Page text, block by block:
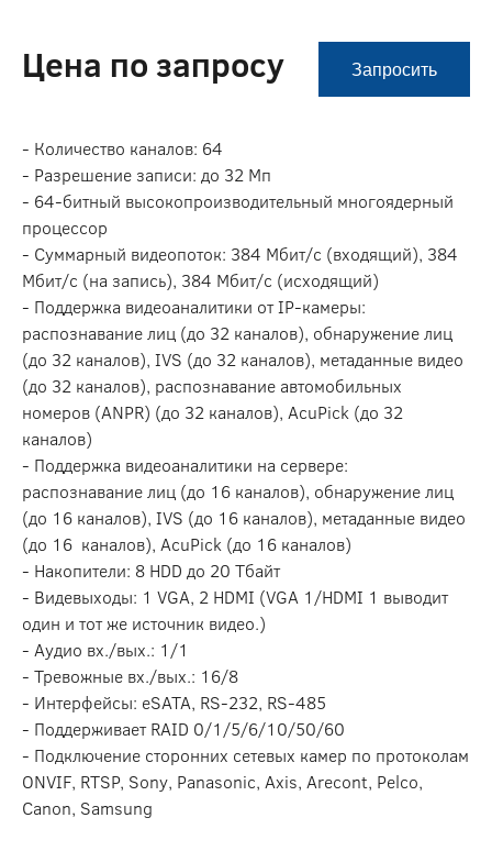
Цена по запросу Запросить
- Количество каналов: 64
- Разрешение записи: до 32 Мп
- 64-битный высокопроизводительный многоядерный
процессор
- Суммарный видеопоток: 384 Мбит/с (входящий), 384
Мбит/с (на запись), 384 Мбит/с (исходящий)
- Поддержка видеоаналитики от IP-камеры:
распознавание лиц (до 32 каналов), обнаружение лиц
(до 32 каналов), IVS (до 32 каналов), метаданные видео
(до 32 каналов), распознавание автомобильных
номеров (ANPR) (до 32 каналов), AcuPick (до 32
каналов)
- Поддержка видеоаналитики на сервере:
распознавание лиц (до 16 каналов), обнаружение лиц
(до 16 каналов), IVS (до 16 каналов), метаданные видео
(до 16 каналов), AcuPick (до 16 каналов)
- Накопители: 8 HDD до 20 Тбайт
- Видевыходы: 1 VGA, 2 HDMI (VGA 1/HDMI 1 выводит
один и тот же источник видео.)
- Аудио вх./вых.: 1/1
- Тревожные вх./вых.: 16/8
- Интерфейсы: eSATA, RS-232, RS-485
- Поддерживает RAID 0/1/5/6/10/50/60
- Подключение сторонних сетевых камер по протоколам
ONVIF, RTSP, Sony, Panasonic, Axis, Arecont, Pelco,
Canon, Samsung